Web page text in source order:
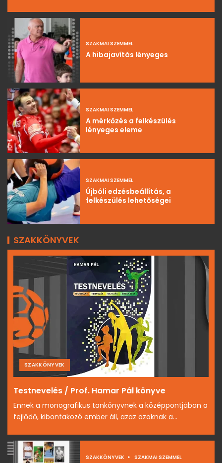
SZAKMAI SZEMMEL
A hibajavítás lényeges
SZAKMAI SZEMMEL
A mérkőzés a felkészülés
lényeges eleme
SZAKMAI SZEMMEL
Újbóli edzésbeállítás, a
felkészülés lehetőségei
SZAKKÖNYVEK
SZAKKÖNYVEK
Testnevelés / Prof. Hamar Pál könyve
Ennek a monografikus tankönyvnek a középpontjában a
fejlődő, kibontakozó ember áll, azaz azoknak a...
SZAKKÖNYVEK SZAKMAI SZEMMEL